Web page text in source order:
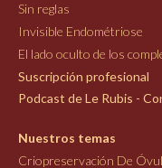
Sin reglas
Invisible Endométriose
El lado oculto de los
Suscripción profesional
Podcast de Le Rubis -
Nuestros temas
Criopreservación De